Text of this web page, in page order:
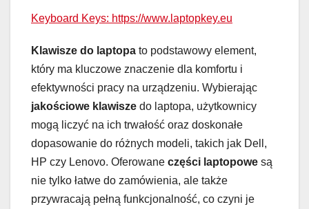
Keyboard Keys: https://www.laptopkey.eu
Klawisze do laptopa to podstawowy element,
który ma kluczowe znaczenie dla komfortu i
efektywności pracy na urządzeniu. Wybierając
jakościowe klawisze do laptopa, użytkownicy
mogą liczyć na ich trwałość oraz doskonałe
dopasowanie do różnych modeli, takich jak Dell,
HP czy Lenovo. Oferowane części laptopowe są
nie tylko łatwe do zamówienia, ale także
przywracają pełną funkcjonalność, co czyni je